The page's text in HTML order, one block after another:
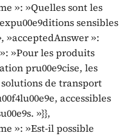
»: »Quelles sont les
sensibles
»acceptedAnswer »:
»Pour les produits
pru00e9cise, les
de transport
accessibles
»}},
»: »Est-il possible